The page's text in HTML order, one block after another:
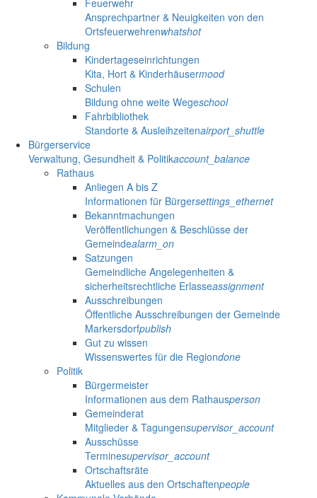
Feuerwehr
Ansprechpartner & Neuigkeiten von den
Ortsfeuerwehrenwhatshot
Bildung
Kindertageseinrichtungen
Kita, Hort & Kinderhäusermood
Schulen
Bildung ohne weite Wegeschool
Fahrbibliothek
Standorte & Ausleihzeitenairport_shuttle
Bürgerservice
Verwaltung, Gesundheit & Politikaccount_balance
Rathaus
Anliegen A bis Z
Informationen für Bürgersettings_ethernet
Bekanntmachungen
Veröffentlichungen & Beschlüsse der
Gemeindealarm_on
Satzungen
Gemeindliche Angelegenheiten &
sicherheitsrechtliche Erlasseassignment
Ausschreibungen
Öffentliche Ausschreibungen der Gemeinde
Markersdorfpublish
Gut zu wissen
Wissenswertes für die Regiondone
Politik
Bürgermeister
Informationen aus dem Rathausperson
Gemeinderat
Mitglieder & Tagungensupervisor_account
Ausschüsse
Terminesupervisor_account
Ortschaftsräte
Aktuelles aus den Ortschaftenpeople